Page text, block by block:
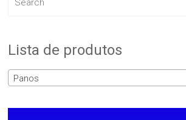
Lista de produtos
Panos